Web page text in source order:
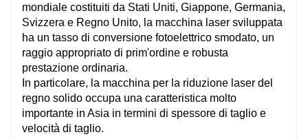
mondiale costituiti da Stati Uniti, Giappone, Germania,
Svizzera e Regno Unito, la macchina laser sviluppata
ha un tasso di conversione fotoelettrico smodato, un
raggio appropriato di prim'ordine e robusta
prestazione ordinaria.
In particolare, la macchina per la riduzione laser del
regno solido occupa una caratteristica molto
importante in Asia in termini di spessore di taglio e
velocità di taglio.